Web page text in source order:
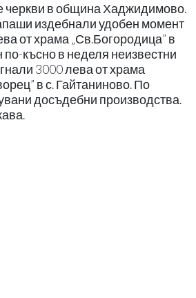
черкви в община Хаджидимово.
издебнали удобен момент
от храма „Св.Богородица” в
късно в неделя неизвестни
3000 лева от храма
в с. Гайтаниново. По
досъдебни производства.